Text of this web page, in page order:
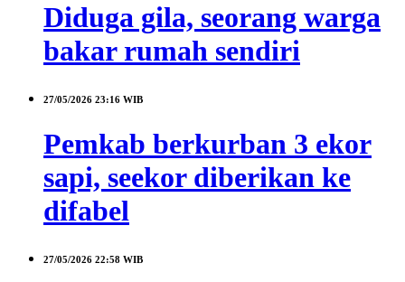
Diduga gila, seorang warga
bakar rumah sendiri
27/05/2026 23:16 WIB
Pemkab berkurban 3 ekor
sapi, seekor diberikan ke
difabel
27/05/2026 22:58 WIB